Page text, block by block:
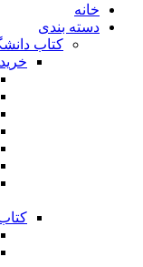
خانه
دسته بندی
کتاب